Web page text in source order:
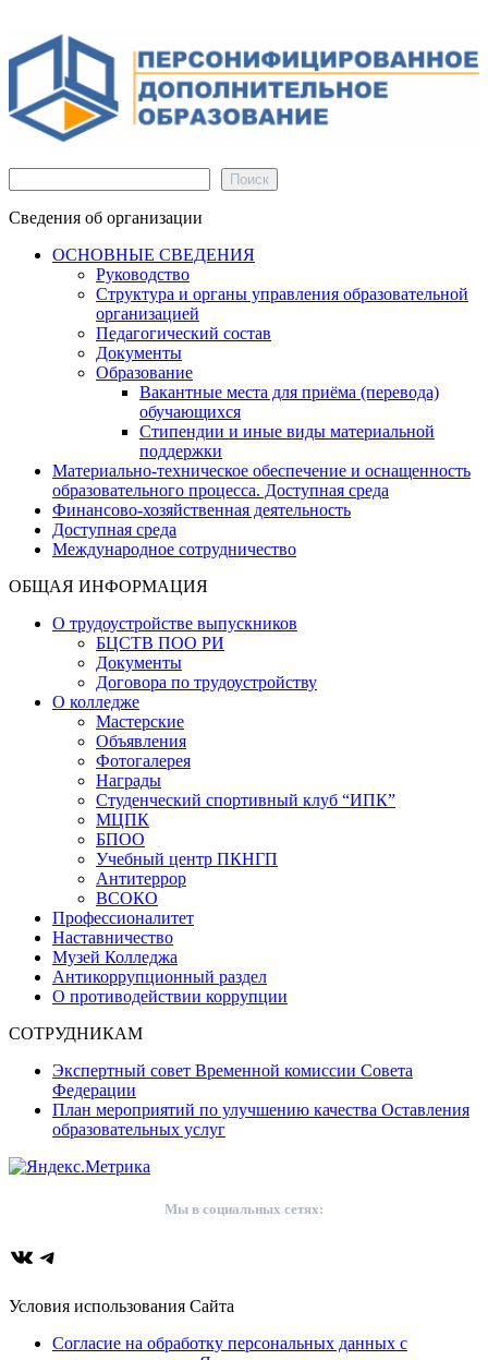
Поиск
Сведения об организации
ОСНОВНЫЕ СВЕДЕНИЯ
Руководство
Структура и органы управления образовательной
организацией
Педагогический состав
Документы
Образование
Вакантные места для приёма (перевода)
обучающихся
Стипендии и иные виды материальной
поддержки
Материально-техническое обеспечение и оснащенность
образовательного процесса. Доступная среда
Финансово-хозяйственная деятельность
Доступная среда
Международное сотрудничество
ОБЩАЯ ИНФОРМАЦИЯ
О трудоустройстве выпускников
БЦСТВ ПОО РИ
Документы
Договора по трудоустройству
О колледже
Мастерские
Объявления
Фотогалерея
Награды
Студенческий спортивный клуб “ИПК”
МЦПК
БПОО
Учебный центр ПКНГП
Антитеррор
ВСОКО
Профессионалитет
Наставничество
Музей Колледжа
Антикоррупционный раздел
О противодействии коррупции
СОТРУДНИКАМ
Экспертный совет Временной комиссии Совета
Федерации
План мероприятий по улучшению качества Оставления
образовательных услуг
Мы в социальных сетях:
ВКонтакте
Telegram
Условия использования Сайта
Согласие на обработку персональных данных с